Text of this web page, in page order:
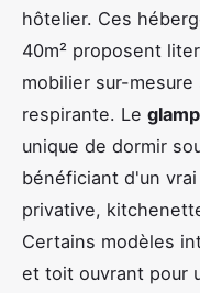
hôtelier. Ces
40m² proposent
mobilier sur-
respirante. Le
unique de dormir
bénéficiant d'un
privative,
Certains modèles
et toit ouvrant pour